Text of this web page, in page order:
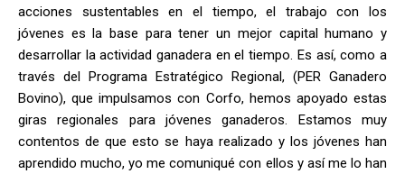
acciones sustentables en el tiempo, el trabajo con los
jóvenes es la base para tener un mejor capital humano y
desarrollar la actividad ganadera en el tiempo. Es así, como a
través del Programa Estratégico Regional, (PER Ganadero
Bovino), que impulsamos con Corfo, hemos apoyado estas
giras regionales para jóvenes ganaderos. Estamos muy
contentos de que esto se haya realizado y los jóvenes han
aprendido mucho, yo me comuniqué con ellos y así me lo han